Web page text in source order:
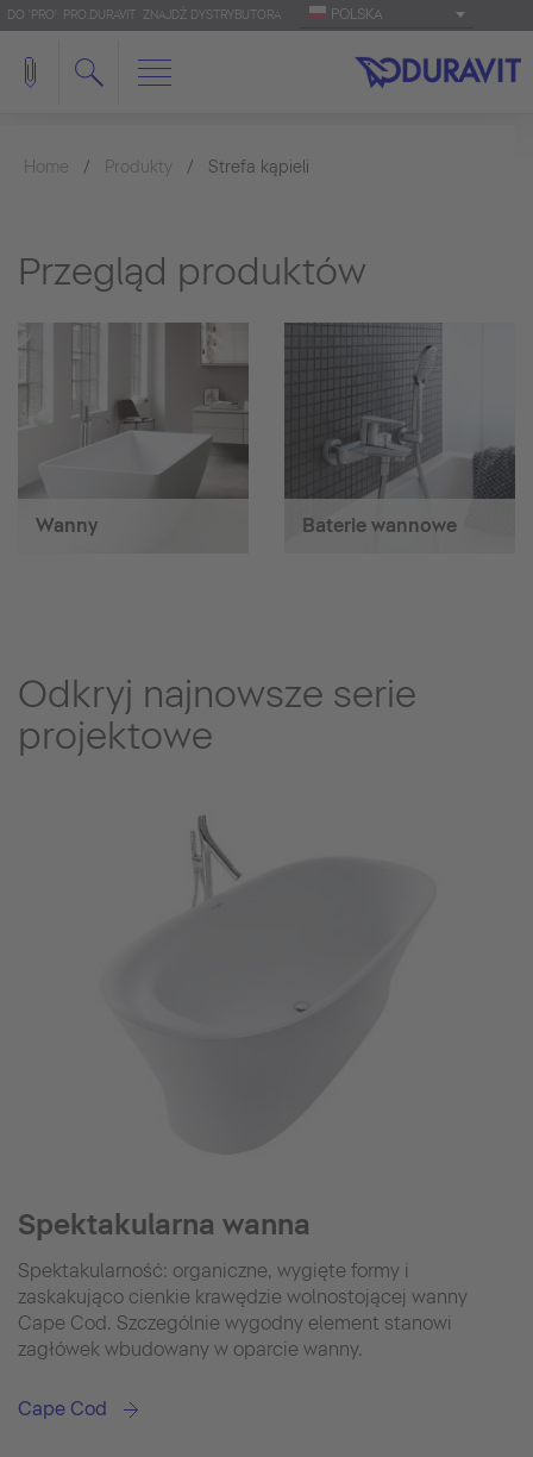
DO 'PRO': PRO.DURAVIT ZNAJDŹ DYSTRYBUTORA POLSKA
Home Produkty Strefa kąpieli
Przegląd produktów
Wanny Baterie wannowe
Odkryj najnowsze serie
projektowe
Spektakularna wanna
Spektakularność: organiczne, wygięte formy i
zaskakująco cienkie krawędzie wolnostojącej wanny
Cape Cod. Szczególnie wygodny element stanowi
zagłówek wbudowany w oparcie wanny.
Cape Cod